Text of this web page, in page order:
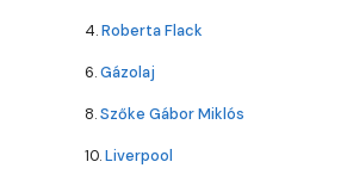
4.Roberta Flack
6.Gázolaj
8.Szőke Gábor Miklós
10.Liverpool